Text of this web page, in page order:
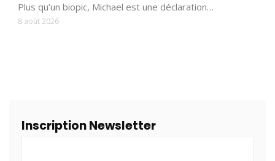
Plus qu’un biopic, Michael est une déclaration…
8 août 2026
Inscription Newsletter